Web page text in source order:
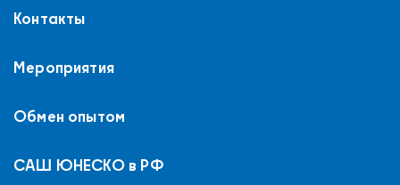
Контакты
Мероприятия
Обмен опытом
САШ ЮНЕСКО в РФ